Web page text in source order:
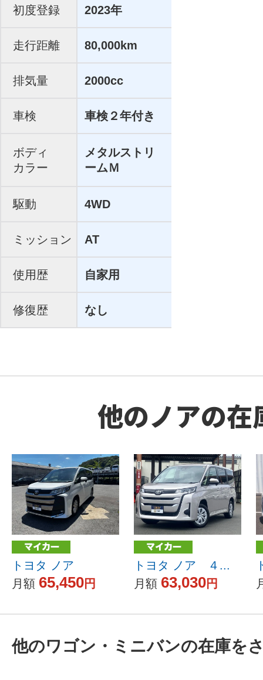
初度登録 2023年
走行距離 80,000km
排気量 2000cc
車検 車検２年付き
ボディ
カラー
メタルストリ
ームＭ
駆動 4WD
ミッション AT
使用歴 自家用
修復歴 なし
他のノアの在
トヨタ ノア
月額 65,450円
トヨタ ノア ４...
月額 63,030円
他のワゴン・ミニバンの在庫を